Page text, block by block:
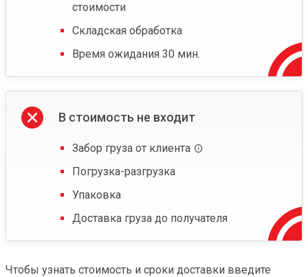
стоимости
Складская обработка
Время ожидания 30 мин.
В стоимость не входит
Забор груза от клиента
Погрузка-разгрузка
Упаковка
Доставка груза до получателя
Чтобы узнать стоимость и сроки доставки введите